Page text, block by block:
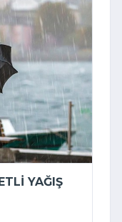
YAĞIŞ